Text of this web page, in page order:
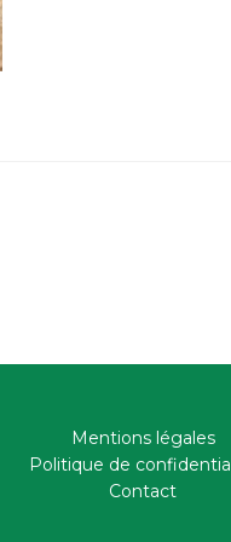
Mentions légales
Politique de
Contact